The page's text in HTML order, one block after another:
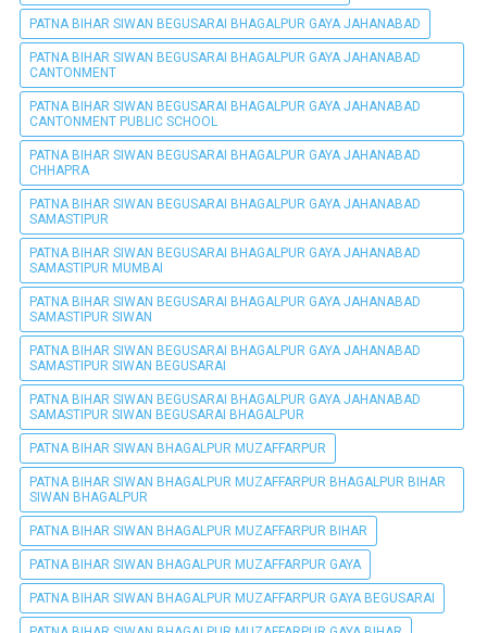
PATNA BIHAR SIWAN BEGUSARAI BHAGALPUR GAYA JAHANABAD
PATNA BIHAR SIWAN BEGUSARAI BHAGALPUR GAYA JAHANABAD
CANTONMENT
PATNA BIHAR SIWAN BEGUSARAI BHAGALPUR GAYA JAHANABAD
CANTONMENT PUBLIC SCHOOL
PATNA BIHAR SIWAN BEGUSARAI BHAGALPUR GAYA JAHANABAD
CHHAPRA
PATNA BIHAR SIWAN BEGUSARAI BHAGALPUR GAYA JAHANABAD
SAMASTIPUR
PATNA BIHAR SIWAN BEGUSARAI BHAGALPUR GAYA JAHANABAD
SAMASTIPUR MUMBAI
PATNA BIHAR SIWAN BEGUSARAI BHAGALPUR GAYA JAHANABAD
SAMASTIPUR SIWAN
PATNA BIHAR SIWAN BEGUSARAI BHAGALPUR GAYA JAHANABAD
SAMASTIPUR SIWAN BEGUSARAI
PATNA BIHAR SIWAN BEGUSARAI BHAGALPUR GAYA JAHANABAD
SAMASTIPUR SIWAN BEGUSARAI BHAGALPUR
PATNA BIHAR SIWAN BHAGALPUR MUZAFFARPUR
PATNA BIHAR SIWAN BHAGALPUR MUZAFFARPUR BHAGALPUR BIHAR
SIWAN BHAGALPUR
PATNA BIHAR SIWAN BHAGALPUR MUZAFFARPUR BIHAR
PATNA BIHAR SIWAN BHAGALPUR MUZAFFARPUR GAYA
PATNA BIHAR SIWAN BHAGALPUR MUZAFFARPUR GAYA BEGUSARAI